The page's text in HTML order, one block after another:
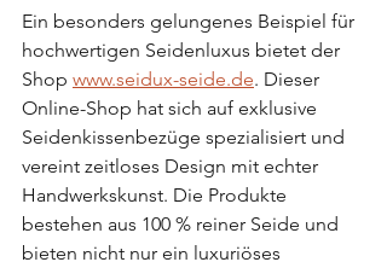
Ein besonders gelungenes Beispiel für
hochwertigen Seidenluxus bietet der
Shop www.seidux-seide.de. Dieser
Online-Shop hat sich auf exklusive
Seidenkissenbezüge spezialisiert und
vereint zeitloses Design mit echter
Handwerkskunst. Die Produkte
bestehen aus 100 % reiner Seide und
bieten nicht nur ein luxuriöses